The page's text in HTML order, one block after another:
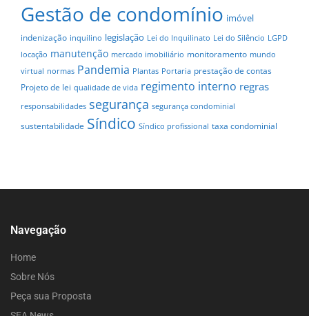
Gestão de condomínio imóvel
indenização inquilino legislação Lei do Inquilinato Lei do Silêncio LGPD
locação manutenção mercado imobiliário monitoramento mundo
virtual normas Pandemia Plantas Portaria prestação de contas
Projeto de lei qualidade de vida regimento interno regras
responsabilidades segurança segurança condominial
sustentabilidade Síndico Síndico profissional taxa condominial
Navegação
Home
Sobre Nós
Peça sua Proposta